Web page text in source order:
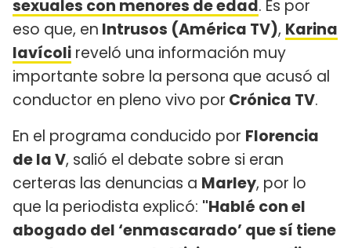
sexuales con menores de edad. Es por
eso que, en Intrusos (América TV), Karina
Iavícoli reveló una información muy
importante sobre la persona que acusó al
conductor en pleno vivo por Crónica TV.
En el programa conducido por Florencia
de la V, salió el debate sobre si eran
certeras las denuncias a Marley, por lo
que la periodista explicó: "Hablé con el
abogado del ‘enmascarado’ que sí tiene